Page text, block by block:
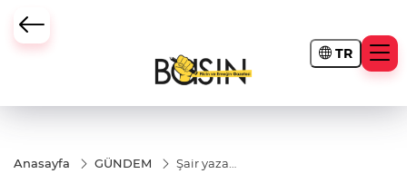
TR
Anasayfa GÜNDEM
Şair yazar